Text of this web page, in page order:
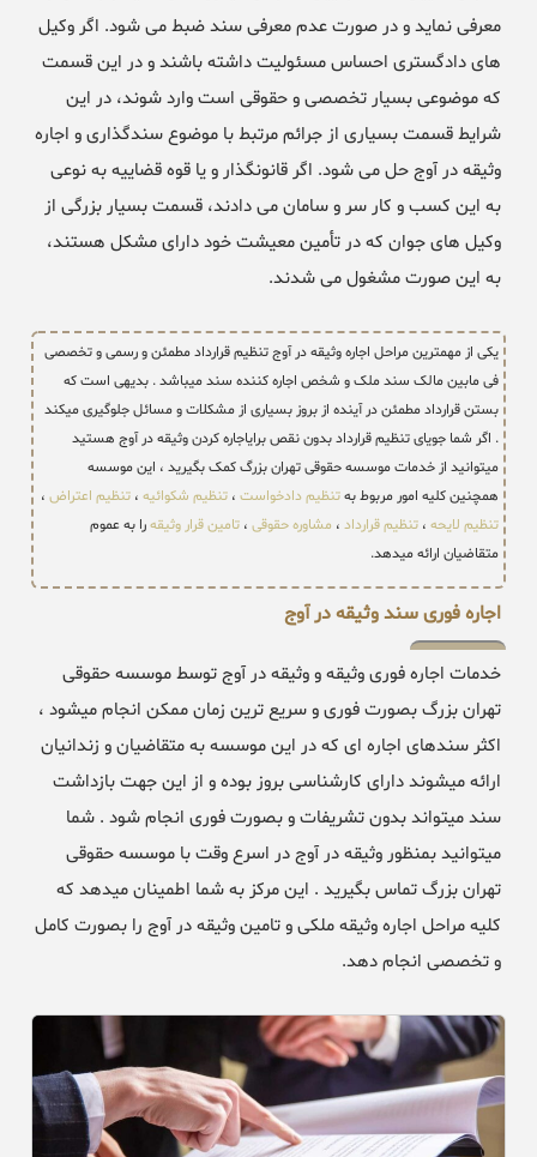
معرفی نماید و در صورت عدم معرفی سند ضبط می شود. اگر وکیل
های دادگستری احساس مسئولیت داشته باشند و در این قسمت
که موضوعی بسیار تخصصی و حقوقی است وارد شوند، در این
شرایط قسمت بسیاری از جرائم مرتبط با موضوع سندگذاری و اجاره
وثیقه در آوج حل می شود. اگر قانونگذار و یا قوه قضاییه به نوعی
به این کسب و کار سر و سامان می دادند، قسمت بسیار بزرگی از
وکیل های جوان که در تأمین معیشت خود دارای مشکل هستند،
به این صورت مشغول می شدند.
یکی از مهمترین مراحل اجاره وثیقه در آوج تنظیم قرارداد مطمئن و رسمی و تخصصی
فی مابین مالک سند ملک و شخص اجاره کننده سند میباشد . بدیهی است که
بستن قرارداد مطمئن در آینده از بروز بسیاری از مشکلات و مسائل جلوگیری میکند
. اگر شما جویای تنظیم قرارداد بدون نقص برایاجاره کردن وثیقه در آوج هستید
میتوانید از خدمات موسسه حقوقی تهران بزرگ کمک بگیرید ، این موسسه
همچنین کلیه امور مربوط بهتنظیم دادخواست ، تنظیم شکوائیه ، تنظیم اعتراض ،
تنظیم لایحه ، تنظیم قرارداد ، مشاوره حقوقی ، تامین قرار وثیقهرا به عموم
متقاضیان ارائه میدهد.
اجاره فوری سند وثیقه در آوج
خدمات اجاره فوری وثیقه و وثیقه در آوج توسط موسسه حقوقی
تهران بزرگ بصورت فوری و سریع ترین زمان ممکن انجام میشود ،
اکثر سندهای اجاره ای که در این موسسه به متقاضیان و زندانیان
ارائه میشوند دارای کارشناسی بروز بوده و از این جهت بازداشت
سند میتواند بدون تشریفات و بصورت فوری انجام شود . شما
میتوانید بمنظور وثیقه در آوج در اسرع وقت با موسسه حقوقی
تهران بزرگ تماس بگیرید . این مرکز به شما اطمینان میدهد که
کلیه مراحل اجاره وثیقه ملکی و تامین وثیقه در آوج را بصورت کامل
و تخصصی انجام دهد.